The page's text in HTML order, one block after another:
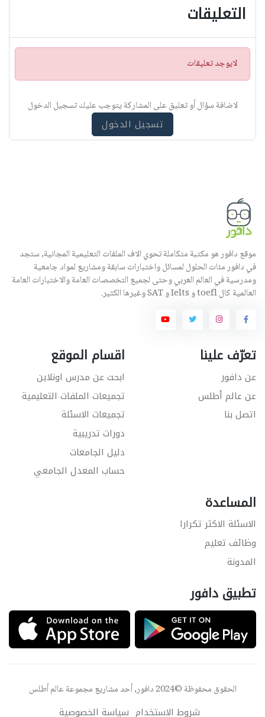
التعليقات
ت
ن
ي
لايوجد تعليقات
لاضافة سؤال أو تعليق على المشاركة يتوجب عليك تسجيل الدخول
تسجيل الدخول
موقع دافور هو مكتبة متكاملة تحوي الاف الملفات التعليمية المجانية, ستجد
في دافور مئات الحلول لمسائل واختبارات سابقة ومشاريع لمواد جامعية
ومدرسية في العالم العربي وحتى لجميع التخصصات العامة والاختبارات العامة
العالمية كال toefl و Ielts و SAT وغيرها الكثير.
تعرّف علينا
عن دافور
عن عالم أطلس
اتصل بنا
اقسام الموقع
ابحث عن مدرس اونلاين
تجميعات الملفات التعليمية
تجميعات الاسئلة
دورات تدريبية
دليل الجامعات
حساب المعدل الجامعي
المساعدة
الاسئلة الاكثر تكرارا
وظائف تعليم
المدونة
تطبيق دافور
الحقوق محفوظة ©2024 دافور, أحد مشاريع مجموعة عالم أطلس
شروط الاستخدام سياسة الخصوصية